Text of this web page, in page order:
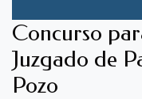
Concurso
Juzgado de
Pozo